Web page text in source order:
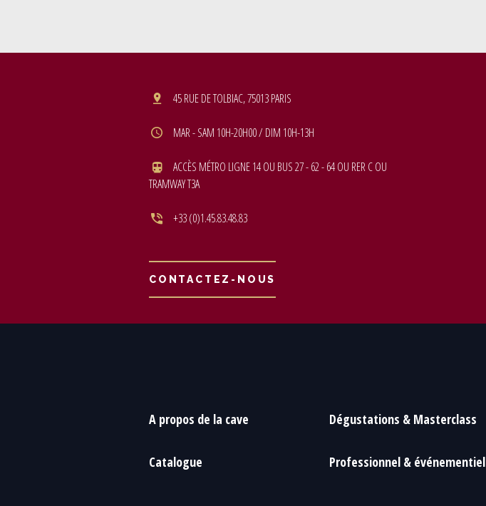
45 RUE DE TOLBIAC, 75013 PARIS
MAR - SAM 10H-20H00 / DIM 10H-13H
ACCÈS MÉTRO LIGNE 14 OU BUS 27 - 62 - 64 OU RER C OU
TRAMWAY T3A
+33 (0)1.45.83.48.83
CONTACTEZ-NOUS
A propos de la cave
Catalogue
Dégustations & Masterclass
Professionnel & événementiel